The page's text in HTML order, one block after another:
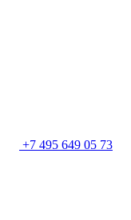
+7 495 649 05 73